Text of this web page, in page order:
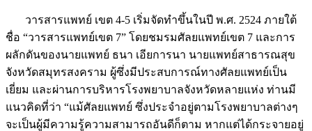
วารสารแพทย์ เขต 4-5 เริ่มจัดทำขึ้นในปี พ.ศ. 2524 ภายใต้
ชื่อ “วารสารแพทย์เขต 7” โดยชมรมศัลยแพทย์เขต 7 และการ
ผลักดันของนายแพทย์ ธนา เอียการนา นายแพทย์สาธารณสุข
จังหวัดสมุทรสงคราม ผู้ซึ่งมีประสบการณ์ทางศัลยแพทย์เป็น
เยี่ยม และผ่านการบริหารโรงพยาบาลจังหวัดหลายแห่ง ท่านมี
แนวคิดที่ว่า “แม้ศัลยแพทย์ ซึ่งประจำอยู่ตามโรงพยาบาลต่างๆ
จะเป็นผู้มีความรู้ความสามารถอันดีก็ตาม หากแต่ได้กระจายอยู่